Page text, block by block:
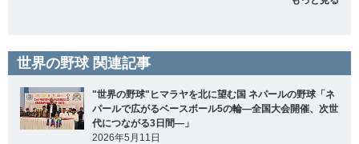
世界の野球 関連記事
"世界の野球"ヒマラヤを北に望む国 ネパールの野球「ネ
パールで広がるベースボール5の輪―全国大会開催、次世
代につながる3日間―」
2026年5月11日